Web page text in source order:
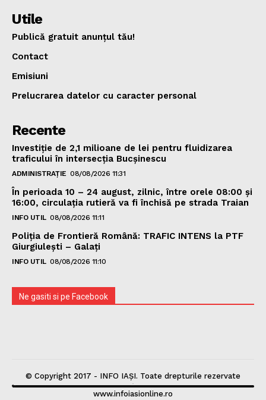
Utile
Publică gratuit anunțul tău!
Contact
Emisiuni
Prelucrarea datelor cu caracter personal
Recente
Investiție de 2,1 milioane de lei pentru fluidizarea
traficului în intersecția Bucșinescu
ADMINISTRAȚIE 08/08/2026 11:31
În perioada 10 – 24 august, zilnic, între orele 08:00 și
16:00, circulația rutieră va fi închisă pe strada Traian
INFO UTIL 08/08/2026 11:11
Poliţia de Frontieră Română: TRAFIC INTENS la PTF
Giurgiulești – Galați
INFO UTIL 08/08/2026 11:10
Ne gasiti si pe Facebook
© Copyright 2017 - INFO IAȘI. Toate drepturile rezervate
www.infoiasionline.ro